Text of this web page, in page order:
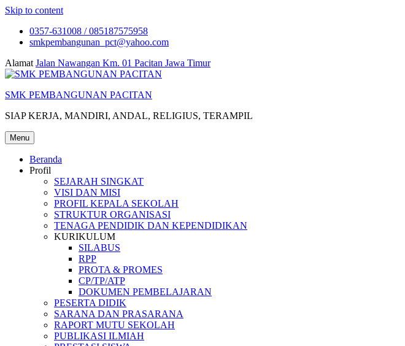
Skip to content
0357-631008 / 085187575958
smkpembangunan_pct@yahoo.com
Alamat Jalan Nawangan Km. 01 Pacitan Jawa Timur
SMK PEMBANGUNAN PACITAN
SIAP KERJA, MANDIRI, ANDAL, RELIGIUS, TERAMPIL
Menu
Beranda
Profil
SEJARAH SINGKAT
VISI DAN MISI
PROFIL KEPALA SEKOLAH
STRUKTUR ORGANISASI
TENAGA PENDIDIK DAN KEPENDIDIKAN
KURIKULUM
SILABUS
RPP
PROTA & PROMES
CP/TP/ATP
DOKUMEN PEMBELAJARAN
PESERTA DIDIK
SARANA DAN PRASARANA
RAPORT MUTU SEKOLAH
PUBLIKASI ILMIAH